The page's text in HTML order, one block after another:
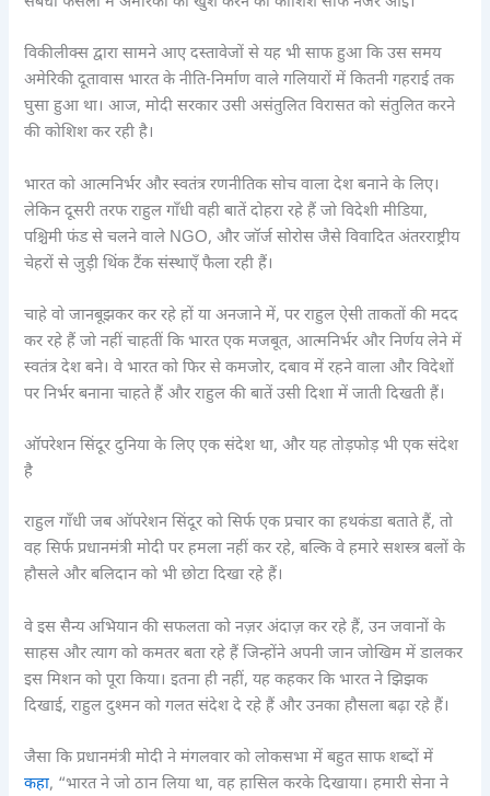
विकीलीक्स द्वारा सामने आए दस्तावेजों से यह भी साफ हुआ कि उस समय
अमेरिकी दूतावास भारत के नीति-निर्माण वाले गलियारों में कितनी गहराई तक
घुसा हुआ था। आज, मोदी सरकार उसी असंतुलित विरासत को संतुलित करने
की कोशिश कर रही है।
भारत को आत्मनिर्भर और स्वतंत्र रणनीतिक सोच वाला देश बनाने के लिए।
लेकिन दूसरी तरफ राहुल गाँधी वही बातें दोहरा रहे हैं जो विदेशी मीडिया,
पश्चिमी फंड से चलने वाले NGO, और जॉर्ज सोरोस जैसे विवादित अंतरराष्ट्रीय
चेहरों से जुड़ी थिंक टैंक संस्थाएँ फैला रही हैं।
चाहे वो जानबूझकर कर रहे हों या अनजाने में, पर राहुल ऐसी ताकतों की मदद
कर रहे हैं जो नहीं चाहतीं कि भारत एक मजबूत, आत्मनिर्भर और निर्णय लेने में
स्वतंत्र देश बने। वे भारत को फिर से कमजोर, दबाव में रहने वाला और विदेशों
पर निर्भर बनाना चाहते हैं और राहुल की बातें उसी दिशा में जाती दिखती हैं।
ऑपरेशन सिंदूर दुनिया के लिए एक संदेश था, और यह तोड़फोड़ भी एक संदेश
है
राहुल गाँधी जब ऑपरेशन सिंदूर को सिर्फ एक प्रचार का हथकंडा बताते हैं, तो
वह सिर्फ प्रधानमंत्री मोदी पर हमला नहीं कर रहे, बल्कि वे हमारे सशस्त्र बलों के
हौसले और बलिदान को भी छोटा दिखा रहे हैं।
वे इस सैन्य अभियान की सफलता को नज़र अंदाज़ कर रहे हैं, उन जवानों के
साहस और त्याग को कमतर बता रहे हैं जिन्होंने अपनी जान जोखिम में डालकर
इस मिशन को पूरा किया। इतना ही नहीं, यह कहकर कि भारत ने झिझक
दिखाई, राहुल दुश्मन को गलत संदेश दे रहे हैं और उनका हौसला बढ़ा रहे हैं।
जैसा कि प्रधानमंत्री मोदी ने मंगलवार को लोकसभा में बहुत साफ शब्दों में
कहा, “भारत ने जो ठान लिया था, वह हासिल करके दिखाया। हमारी सेना ने